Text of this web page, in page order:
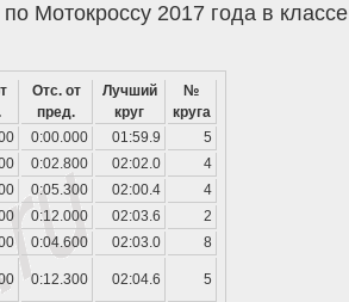
Мотокроссу 2017 года в классе
Отс. от
пред.
Лучший
круг
№
круга
0:00.000 01:59.9
5
0:02.800 02:02.0
4
0:05.300 02:00.4
4
0:12.000 02:03.6
2
0:04.600 02:03.0 8
0:12.300 02:04.6 5